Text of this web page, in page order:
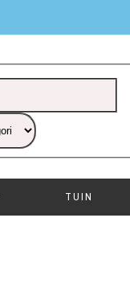
TUIN